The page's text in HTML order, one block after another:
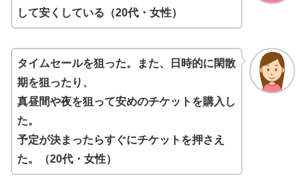
して安くしている（20代・女性）
タイムセールを狙った。また、日時的に閑散
期を狙ったり、
真昼間や夜を狙って安めのチケットを購入し
た。
予定が決まったらすぐにチケットを押さえ
た。（20代・女性）